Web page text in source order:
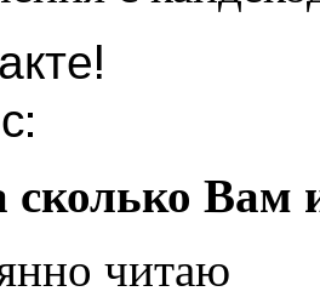
сколько Вам
читаю